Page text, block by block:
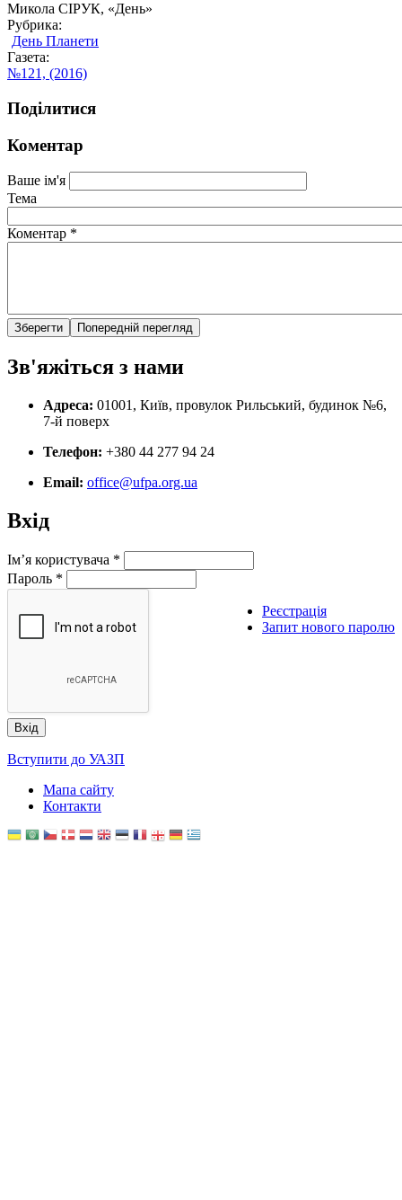
Микола СІРУК, «День»
Рубрика:
День Планети
Газета:
№121, (2016)
Поділитися
Коментар
Ваше ім'я
Тема
Коментар *
Зв'яжіться з нами
Адреса: 01001, Київ, провулок Рильський, будинок №6,
7-й поверх
Телефон: +380 44 277 94 24
Email: office@ufpa.org.ua
Вхід
Ім’я користувача *
Пароль *
Реєстрація
Запит нового паролю
Вступити до УАЗП
Мапа сайту
Контакти